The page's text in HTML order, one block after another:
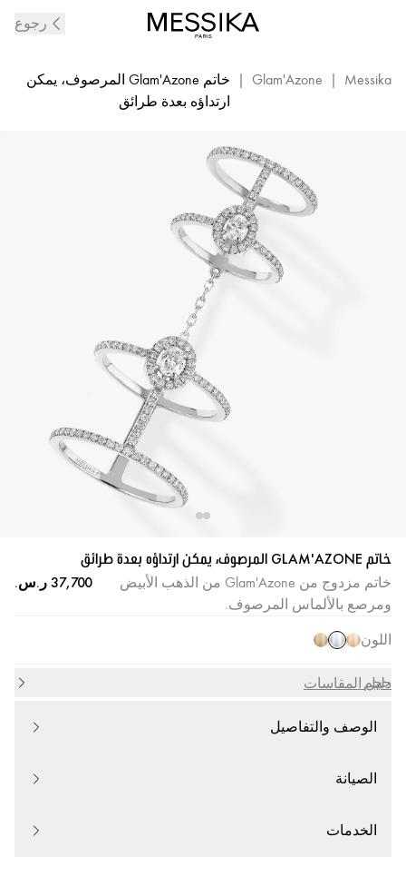
الألماس
رجوع
Messika
|
Glam'Azone
|
خاتم Glam'Azone المرصوف، يمكن
ارتداؤه بعدة طرائق
خاتم GLAM'AZONE المرصوف، يمكن ارتداؤه بعدة طرائق
خاتم مزدوج من Glam'Azone من الذهب الأبيض
ومرصع بالألماس المرصوف.
اللون
دليل المقاسات
حجم
الوصف والتفاصيل
الصيانة
الخدمات